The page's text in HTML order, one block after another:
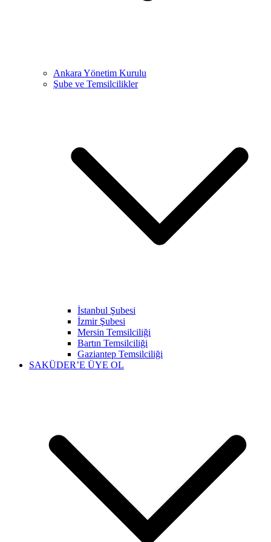
Ankara Yönetim Kurulu
Şube ve Temsilcilikler
İstanbul Şubesi
İzmir Şubesi
Mersin Temsilciliği
Bartın Temsilciliği
Gaziantep Temsilciliği
SAKÜDER’E ÜYE OL